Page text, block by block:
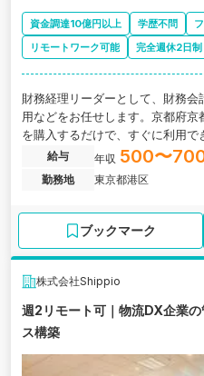
資金調達10億円以上 学歴不問
リモートワーク可能
完全週休2日制
財務経理リーダーとして、財務
用などをお任せします。京都府
を購入するだけで、すぐに利用で
feFit」を展開するIPO準備中の企
給与 年収 500〜
勤務地
東京都港区
ブックマーク
株式会社Shippio
週2リモート可｜物流DX企業
ス構築